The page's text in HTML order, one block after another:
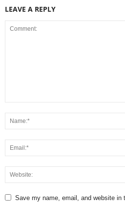
LEAVE A REPLY
Save my name, email, and website in